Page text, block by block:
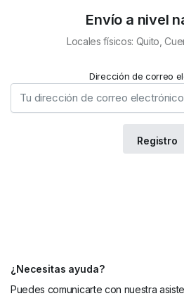
Envío a nivel
Locales físicos: Quito,
Dirección de correo
¿Necesitas ayuda?
Puedes comunicarte con nuestra